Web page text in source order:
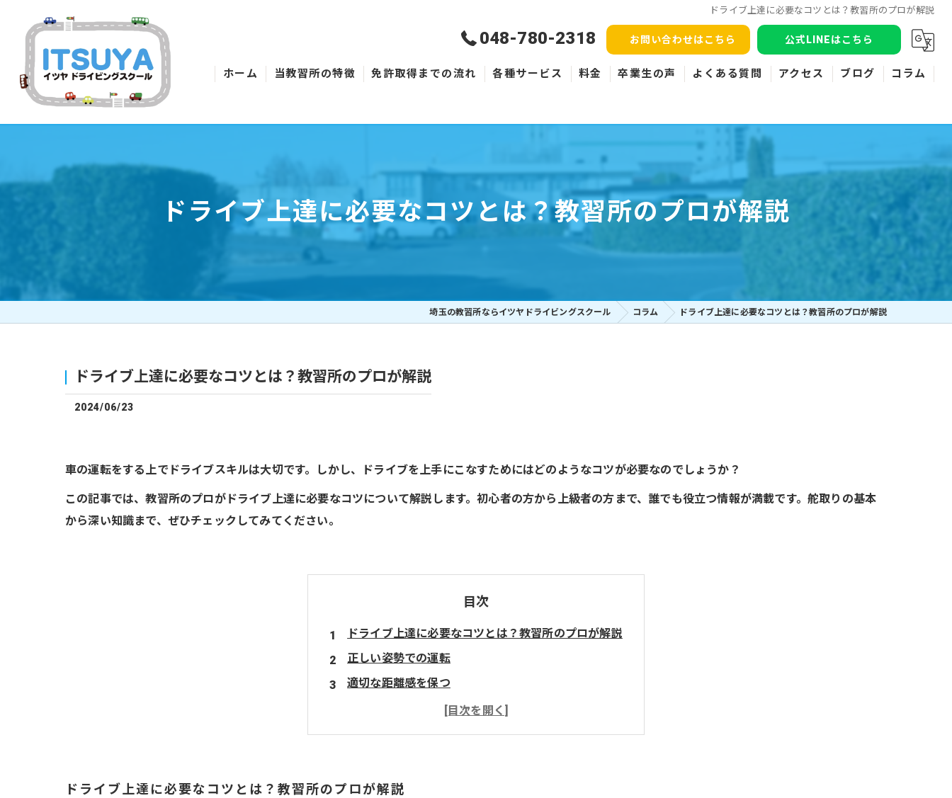
ドライブ上達に必要なコツとは？教習所のプロが解説
048-780-2318 お問い合わせはこちら 公式LINEはこちら
ホーム 当教習所の特徴 免許取得までの流れ 各種サービス
ペーパードライバー
料金 卒業生の声 よくある質問 アクセス ブログ コラム
ドライブ上達に必要なコツとは？教習所のプロが解説
埼玉の教習所ならイツヤドライビングスクール コラム ドライブ上達に必要なコツとは？教習所のプロが解説
ドライブ上達に必要なコツとは？教習所のプロが解説
2024/06/23
車の運転をする上でドライブスキルは大切です。しかし、ドライブを上手にこなすためにはどのようなコツが必要なのでしょうか？
この記事では、教習所のプロがドライブ上達に必要なコツについて解説します。初心者の方から上級者の方まで、誰でも役立つ情報が満載です。舵取りの基本
から深い知識まで、ぜひチェックしてみてください。
目次
ドライブ上達に必要なコツとは？教習所のプロが解説
正しい姿勢での運転
適切な距離感を保つ
ブレーキペダルとアクセルペダルの使い方
周りの状況を常にチェック
ドライブ上達に必要なコツとは？教習所のプロが解説